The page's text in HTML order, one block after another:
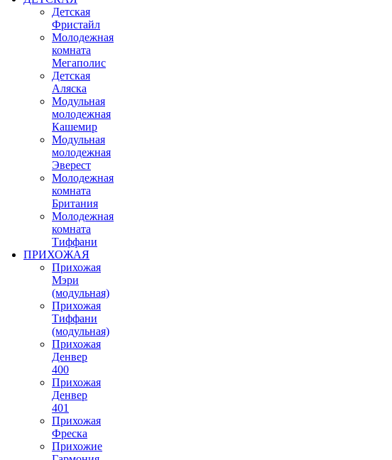
Детская
Фристайл
Молодежная
комната
Мегаполис
Детская
Аляска
Модульная
молодежная
Кашемир
Модульная
молодежная
Эверест
Молодежная
комната
Британия
Молодежная
комната
Тиффани
ПРИХОЖАЯ
Прихожая
Мэри
(модульная)
Прихожая
Тиффани
(модульная)
Прихожая
Денвер
400
Прихожая
Денвер
401
Прихожая
Фреска
Прихожие